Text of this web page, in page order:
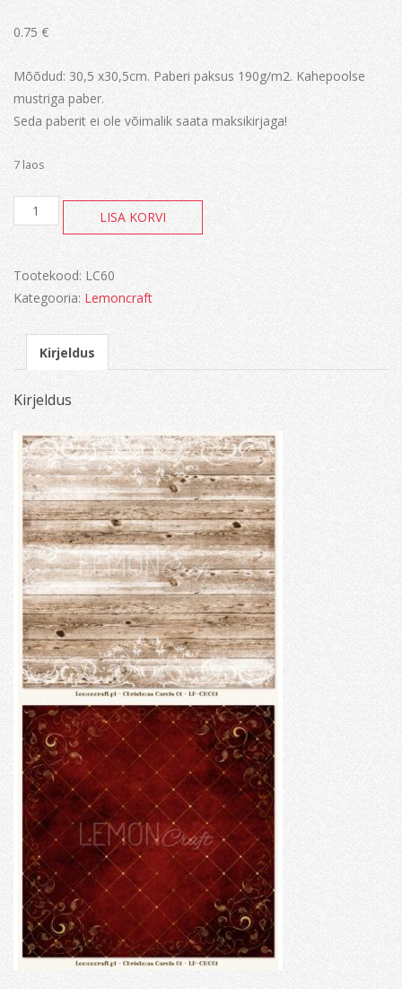
0.75 €
Mõõdud: 30,5 x30,5cm. Paberi paksus 190g/m2. Kahepoolse
mustriga paber.
Seda paberit ei ole võimalik saata maksikirjaga!
7 laos
Christmas
Carols
LISA KORVI
Tootekood: LC60
Kategooria: Lemoncraft
Kirjeldus
Kirjeldus